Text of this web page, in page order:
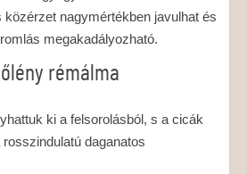
közérzet nagymértékben javulhat és
megakadályozható.
rémálma
ki a felsorolásból, s a cicák
daganatos